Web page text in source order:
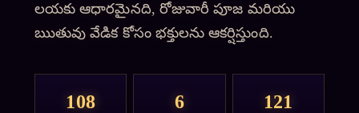
లయకు ఆధారమైనది, రోజువారీ పూజ మరియు
ఋతువు వేడిక కోసం భక్తులను ఆకర్షిస్తుంది.
108 6 121